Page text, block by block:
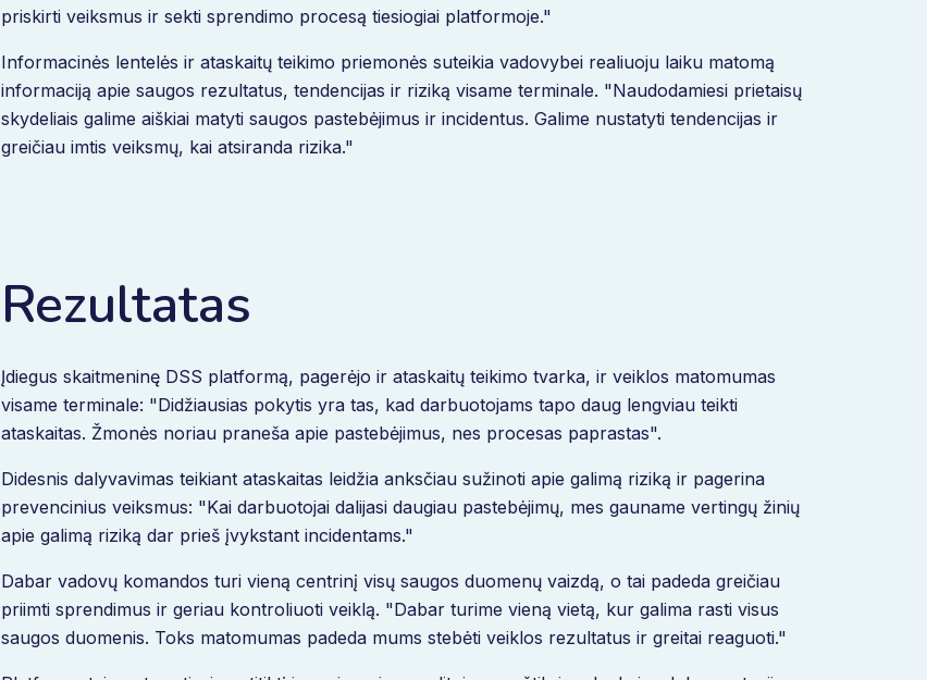
priskirti veiksmus ir sekti sprendimo procesą tiesiogiai platformoje."
Informacinės lentelės ir ataskaitų teikimo priemonės suteikia vadovybei realiuoju laiku matomą
informaciją apie saugos rezultatus, tendencijas ir riziką visame terminale. "Naudodamiesi prietaisų
skydeliais galime aiškiai matyti saugos pastebėjimus ir incidentus. Galime nustatyti tendencijas ir
greičiau imtis veiksmų, kai atsiranda rizika."
Rezultatas
Įdiegus skaitmeninę DSS platformą, pagerėjo ir ataskaitų teikimo tvarka, ir veiklos matomumas
visame terminale: "Didžiausias pokytis yra tas, kad darbuotojams tapo daug lengviau teikti
ataskaitas. Žmonės noriau praneša apie pastebėjimus, nes procesas paprastas".
Didesnis dalyvavimas teikiant ataskaitas leidžia anksčiau sužinoti apie galimą riziką ir pagerina
prevencinius veiksmus: "Kai darbuotojai dalijasi daugiau pastebėjimų, mes gauname vertingų žinių
apie galimą riziką dar prieš įvykstant incidentams."
Dabar vadovų komandos turi vieną centrinį visų saugos duomenų vaizdą, o tai padeda greičiau
priimti sprendimus ir geriau kontroliuoti veiklą. "Dabar turime vieną vietą, kur galima rasti visus
saugos duomenis. Toks matomumas padeda mums stebėti veiklos rezultatus ir greitai reaguoti."